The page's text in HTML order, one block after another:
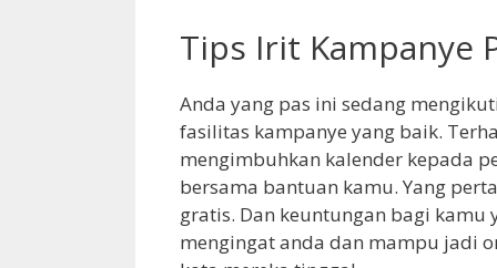
Tips Irit Kampanye
Anda yang pas ini sedang
fasilitas kampanye yang baik.
mengimbuhkan kalender kepada
bersama bantuan kamu. Yang
gratis. Dan keuntungan bagi
mengingat anda dan mampu jadi